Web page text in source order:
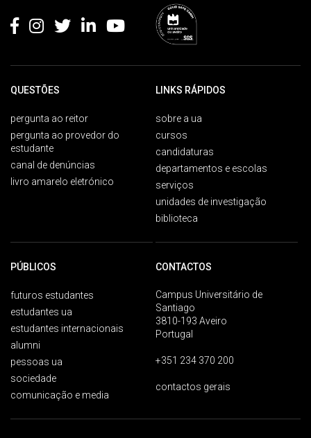
QUESTÕES
pergunta ao reitor
pergunta ao provedor do
estudante
canal de denúncias
livro amarelo eletrónico
LINKS RÁPIDOS
sobre a ua
cursos
candidaturas
departamentos e escolas
serviços
unidades de investigação
biblioteca
PÚBLICOS
futuros estudantes
estudantes ua
estudantes internacionais
alumni
pessoas ua
sociedade
comunicação e media
CONTACTOS
Campus Universitário de
Santiago
3810-193 Aveiro
Portugal
+351 234 370 200
contactos gerais